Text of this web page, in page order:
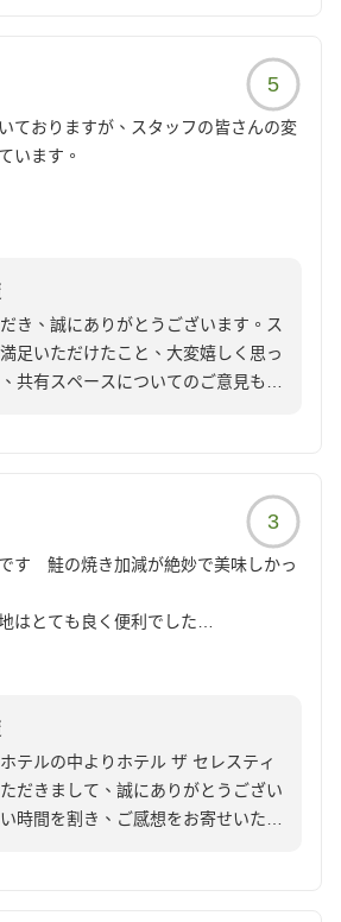
5
ておりますが、スタッフの皆さんの変
います。
す。
で、限られたスペースではありますが
けど！
き、誠にありがとうございます。ス
足いただけたこと、大変嬉しく思っ
共有スペースについてのご意見も感
3
す 鮭の焼き加減が絶妙で美味しかっ
はとても良く便利でした
スが狭く使いにくかったです
テルの中よりホテル ザ セレスティ
だきまして、誠にありがとうござい
時間を割き、ご感想をお寄せいただ